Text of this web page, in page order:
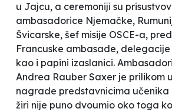
u Jajcu, a ceremoniji su
ambasadorice Njemačke,
Švicarske, šef misije OSCE-a,
Francuske ambasade, delegacije
kao i papini izaslanici.
Andrea Rauber Saxer je prilikom
nagrade predstavnicima učenika
žiri nije puno dvoumio oko toga